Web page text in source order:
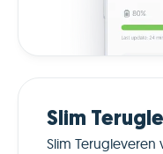
Slim
Slim Terugleveren